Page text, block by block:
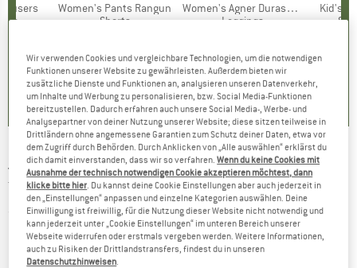
)
Artikel
Women's Pants Rangun
Produktgruppe
Shorts
5.0(7)
Artikel
Women's Agner Durastretch Tights
Produktgruppe
Leggings
5.0(4)
Artikel
Kid's
JACK WOLFSKIN -Prelight Pro Pant -
Trekkinghose
(0)
Wir verwenden Cookies und vergleichbare Technologien, um die notwendigen
Funktionen unserer Website zu gewährleisten. Außerdem bieten wir
zusätzliche Dienste und Funktionen an, analysieren unseren Datenverkehr,
um Inhalte und Werbung zu personalisieren, bzw. Social Media-Funktionen
bereitzustellen. Dadurch erfahren auch unsere Social Media-, Werbe- und
Analysepartner von deiner Nutzung unserer Website; diese sitzen teilweise in
Drittländern ohne angemessene Garantien zum Schutz deiner Daten, etwa vor
dem Zugriff durch Behörden. Durch Anklicken von „Alle auswählen“ erklärst du
dich damit einverstanden, dass wir so verfahren.Wenn du keine Cookies mit
Ausnahme der technisch notwendigen Cookie akzeptieren möchtest, dann
klicke bitte hier . Du kannst deine Cookie Einstellungen aber auch jederzeit in
den „Einstellungen“ anpassen und einzelne Kategorien auswählen. Deine
Einwilligung ist freiwillig, für die Nutzung dieser Website nicht notwendig und
kann jederzeit unter „Cookie Einstellungen“ im unteren Bereich unserer
Webseite widerrufen oder erstmals vergeben werden. Weitere Informationen,
auch zu Risiken der Drittlandstransfers, findest du in unseren
Datenschutzhinweisen